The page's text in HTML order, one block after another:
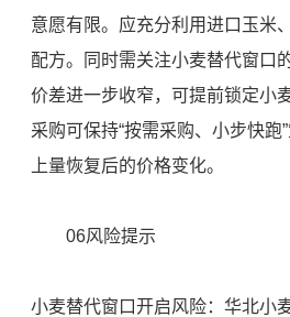
意愿有限。应充分利用进口玉米
配方。同时需关注小麦替代窗口
价差进一步收窄，可提前锁定小
采购可保持“按需采购、小步快跑
上量恢复后的价格变化。
06风险提示
小麦替代窗口开启风险：华北小